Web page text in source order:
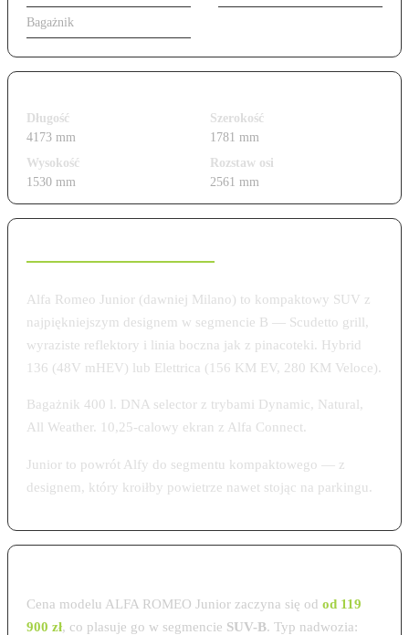
Bagażnik
Długość
4173 mm
Szerokość
1781 mm
Wysokość
1530 mm
Rozstaw osi
2561 mm
Alfa Romeo Junior (dawniej Milano) to kompaktowy SUV z
najpiękniejszym designem w segmencie B — Scudetto grill,
wyraziste reflektory i linia boczna jak z pinacoteki. Hybrid
136 (48V mHEV) lub Elettrica (156 KM EV, 280 KM Veloce).
Bagażnik 400 l. DNA selector z trybami Dynamic, Natural,
All Weather. 10,25-calowy ekran z Alfa Connect.
Junior to powrót Alfy do segmentu kompaktowego — z
designem, który kroiłby powietrze nawet stojąc na parkingu.
Cena modelu ALFA ROMEO Junior zaczyna się od od 119
900 zł, co plasuje go w segmencie SUV-B. Typ nadwozia: